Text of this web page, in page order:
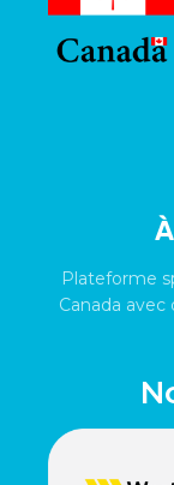
Plateforme
Canada